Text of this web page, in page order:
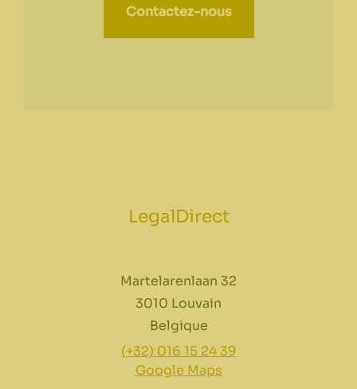
Contactez-nous
LegalDirect
Martelarenlaan 32
3010 Louvain
Belgique
(+32) 016 15 24 39
Google Maps